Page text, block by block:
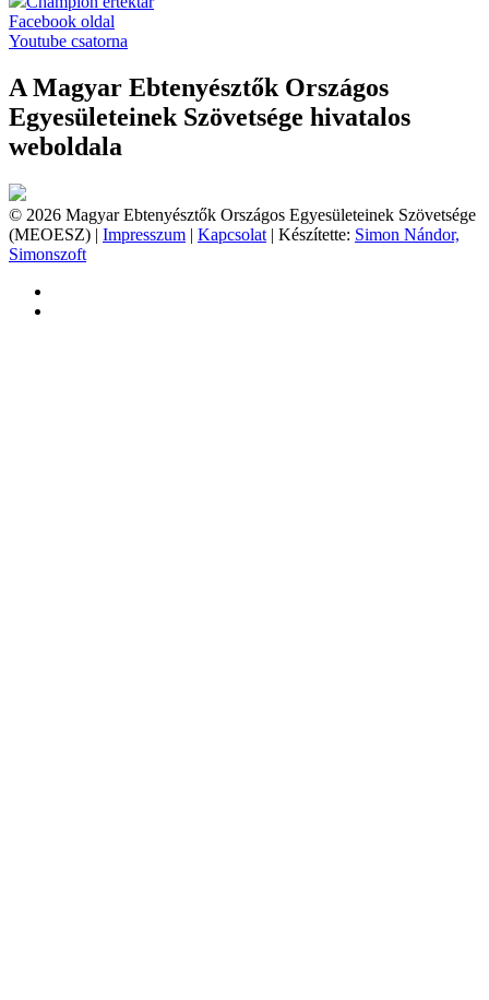
Facebook oldal
Youtube csatorna
A Magyar Ebtenyésztők Országos
Egyesületeinek Szövetsége hivatalos
weboldala
© 2026 Magyar Ebtenyésztők Országos Egyesületeinek Szövetsége
(MEOESZ) | Impresszum | Kapcsolat | Készítette: Simon Nándor,
Simonszoft